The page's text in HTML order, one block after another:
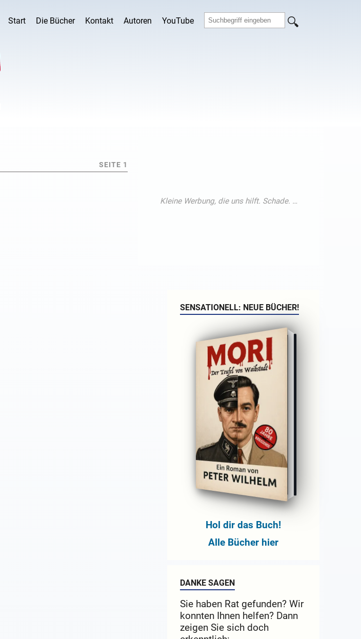
Start Die Bücher Kontakt Autoren YouTube
SEITE 1
SENSATIONELL: NEUE BÜCHER!
Hol dir das Buch!
Alle Bücher hier
DANKE SAGEN
Sie haben Rat gefunden? Wir
konnten Ihnen helfen? Dann
zeigen Sie sich doch